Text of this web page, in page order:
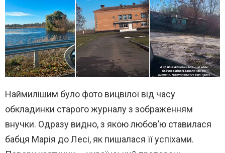
Наймилішим було фото вицвілої від часу
обкладинки старого журналу з зображенням
внучки. Одразу видно, з якою любов’ю ставилася
бабця Марія до Лесі, як пишалася її успіхами.